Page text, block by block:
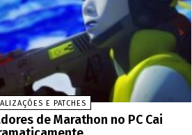
E PATCHES
de Marathon no PC Cai